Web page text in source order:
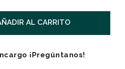
AL CARRITO
¡Pregúntanos!